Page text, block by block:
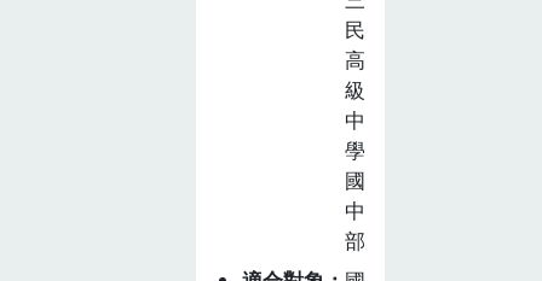
課 程 包 括： 以
綜合活動領域教
學「 好 食 好 農
」 為基礎的7節
課，並配搭暑假
期間的課前任務
「食尚雲林好玩
家」，以及「農
業職涯探索系列
民
高
級
中
學
國
中
部